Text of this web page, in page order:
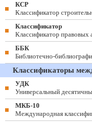
КСР
Классификатор
Классификатор
Классификатор правовых
ББК
Библиотечно-
Классификаторы
УДК
Универсальный
МКБ-10
Международная